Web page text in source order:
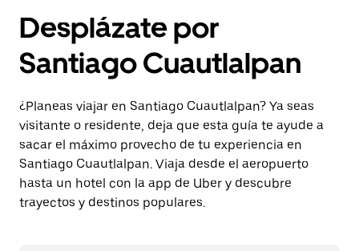
Desplázate por
Santiago Cuautlalpan
¿Planeas viajar en Santiago Cuautlalpan? Ya seas
visitante o residente, deja que esta guía te ayude a
sacar el máximo provecho de tu experiencia en
Santiago Cuautlalpan. Viaja desde el aeropuerto
hasta un hotel con la app de Uber y descubre
trayectos y destinos populares.